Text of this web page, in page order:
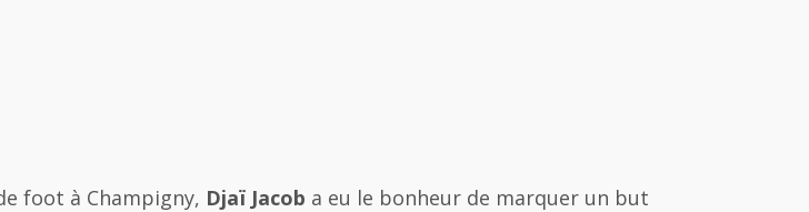
foot à Champigny, Djaï Jacob a eu le bonheur de marquer un but